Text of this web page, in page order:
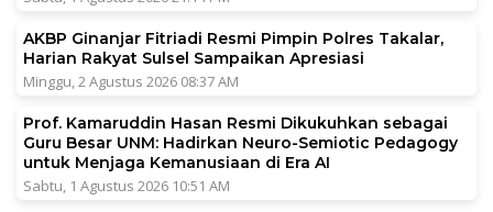
AKBP Ginanjar Fitriadi Resmi Pimpin Polres Takalar,
Harian Rakyat Sulsel Sampaikan Apresiasi
Minggu, 2 Agustus 2026 08:37 AM
Prof. Kamaruddin Hasan Resmi Dikukuhkan sebagai
Guru Besar UNM: Hadirkan Neuro-Semiotic Pedagogy
untuk Menjaga Kemanusiaan di Era AI
Sabtu, 1 Agustus 2026 10:51 AM